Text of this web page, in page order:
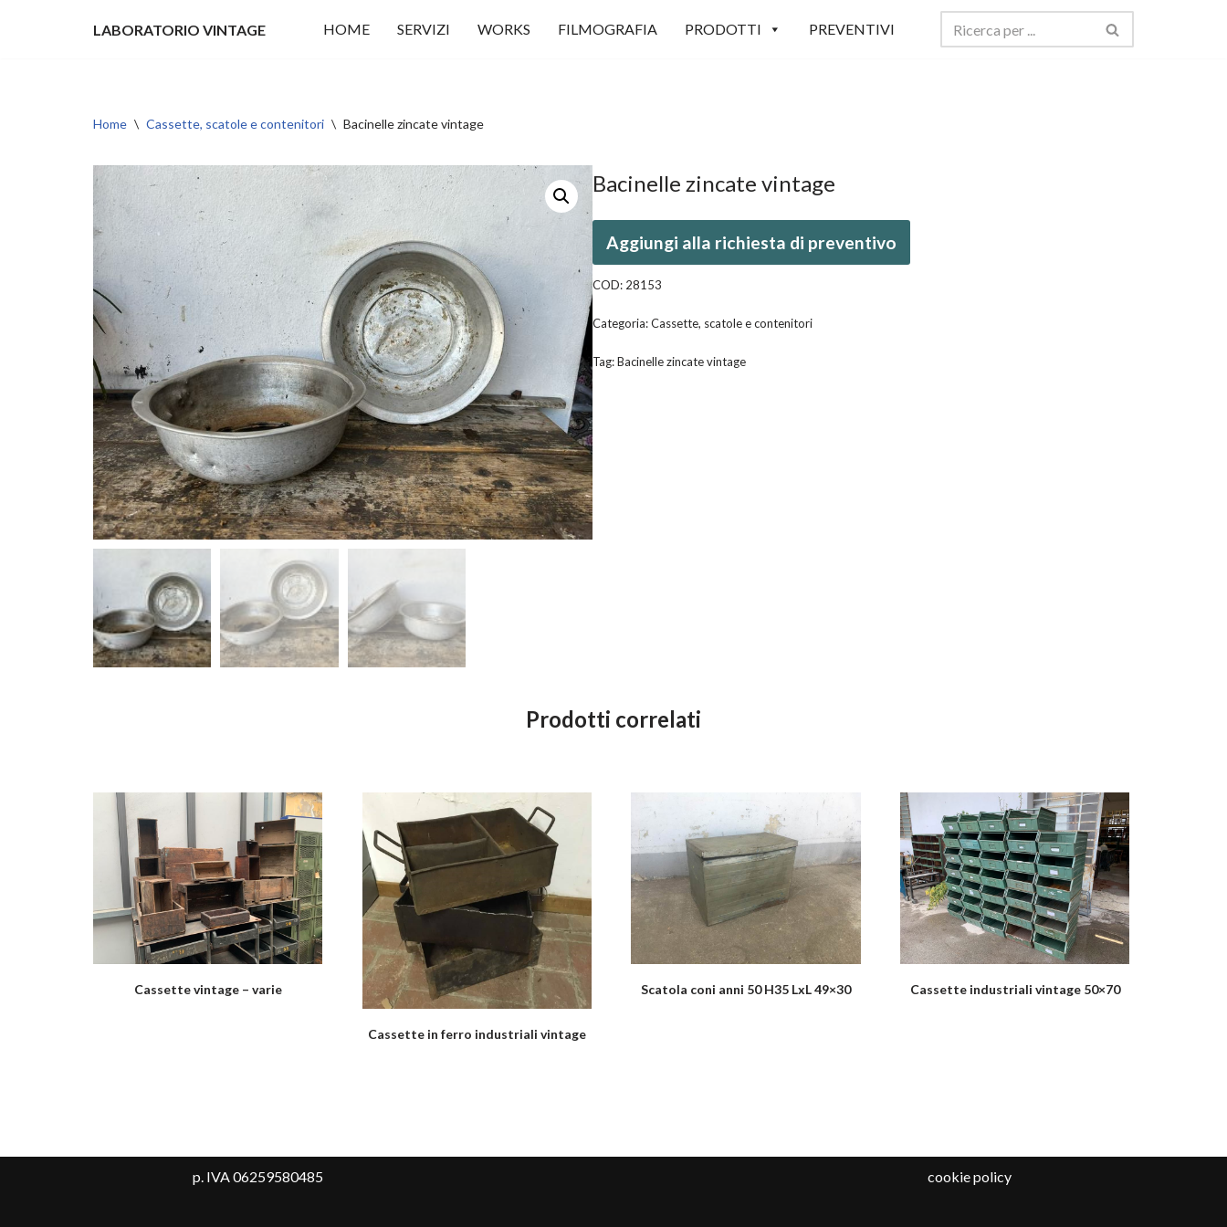
LABORATORIO VINTAGE HOME SERVIZI WORKS FILMOGRAFIA PRODOTTI PREVENTIVI
Home \ Cassette, scatole e contenitori \ Bacinelle zincate vintage
Bacinelle zincate vintage
Aggiungi alla richiesta di preventivo
COD: 28153
Categoria:Cassette, scatole e contenitori
Tag:Bacinelle zincate vintage
Prodotti correlati
Cassette vintage – varie
Cassette in ferro industriali vintage
Scatola coni anni 50 H35 LxL 49×30 Cassette industriali vintage 50×70
p. IVA 06259580485 cookie policy